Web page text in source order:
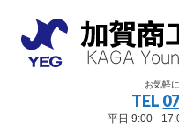
お気軽
TEL
平日 9:00 -